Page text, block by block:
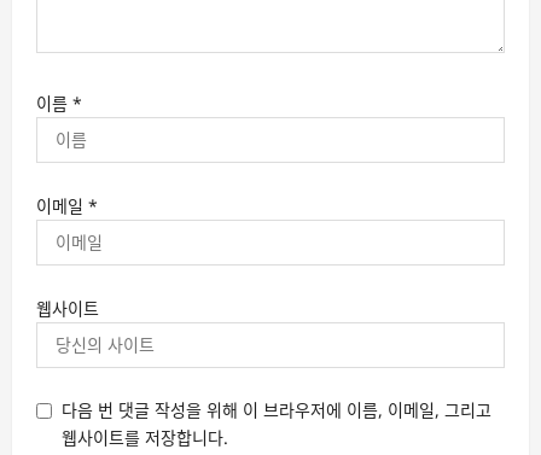
이름 *
이메일 *
웹사이트
다음 번 댓글 작성을 위해 이 브라우저에 이름, 이메일, 그리고
웹사이트를 저장합니다.